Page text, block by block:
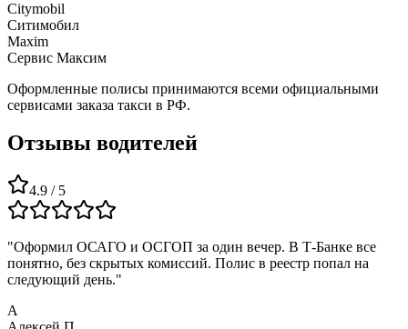
Citymobil
Ситимобил
Maxim
Сервис Максим
Оформленные полисы принимаются всеми официальными
сервисами заказа такси в РФ.
Отзывы водителей
4.9 / 5
"Оформил ОСАГО и ОСГОП за один вечер. В Т-Банке все
понятно, без скрытых комиссий. Полис в реестр попал на
следующий день."
А